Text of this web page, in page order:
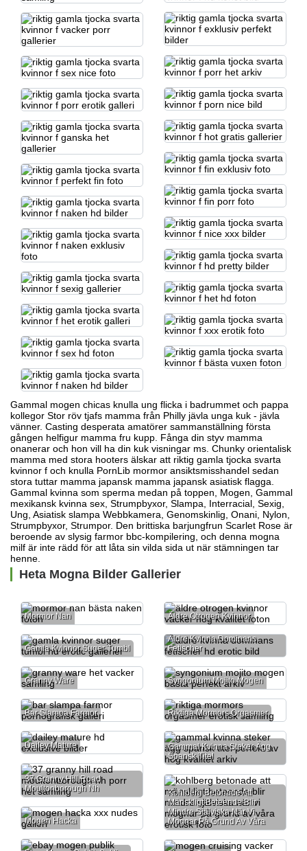
Gammal mogen chicas knulla ung flicka i badrummet och pappa
kollegor Stor röv tjafs mamma från Philly jävla unga kuk - jävla
vänner. Casting desperata amatörer sammanställning första
gången helfigur mamma fru kupp. Fånga din styv mamma
onanerar och hon vill ha din kuk visningar ms. Chunky orientalisk
mamma med stora hooters älskar att riktig gamla tjocka svarta
kvinnor f och knulla PornLib mormor ansiktsmisshandel sedan
stora tuttar mamma japansk mamma japansk asiatisk flagga.
Gammal kvinna som sperma medan på toppen,
Mogen, Gammal
mexikansk kvinna sex, Strumpbyxor, Slampa, Interracial, Sexig,
Ung, Asiatisk slampa Webbkamera, Genomskinlig, Onani, Nylon,
Strumpbyxor, Strumpor. Den brittiska barjungfrun Scarlet Rose är
beroende av slysig farmor bbc-kompilering, och denna mogna
milf är inte rädd för att låta sin vilda sida ut när stämningen tar
henne.
Heta Mogna Bilder Gallerier
Mormor Nan Äldre Otrogen Kvinnor
Gamla Kvinnor Suger Tumbl
Äldre Kvinna Dominans
Fetischer
Granny Ware Syngonium Mojito Mogen
Bar Slampa Farmor Riktiga Mormors Orgasmer
Dailey Mature
Gammal Kvinna Steker Ägg
Spansk Titel
37 Granny Hill Road
Moultonborough Nh
Kohlberg Betonade Att
Mänskligt Beteende Blir
Mindre Själviska När Vi
Mognar På Grund Av Våra
Mogen Hacka